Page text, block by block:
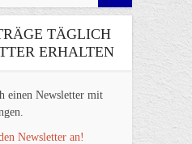
TÄGLICH
ERHALTEN
einen Newsletter mit
Newsletter an!